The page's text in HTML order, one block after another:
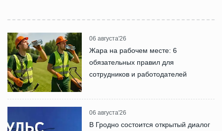
06 августа'26
Жара на рабочем месте: 6
обязательных правил для
сотрудников и работодателей
06 августа'26
В Гродно состоится открытый диалог